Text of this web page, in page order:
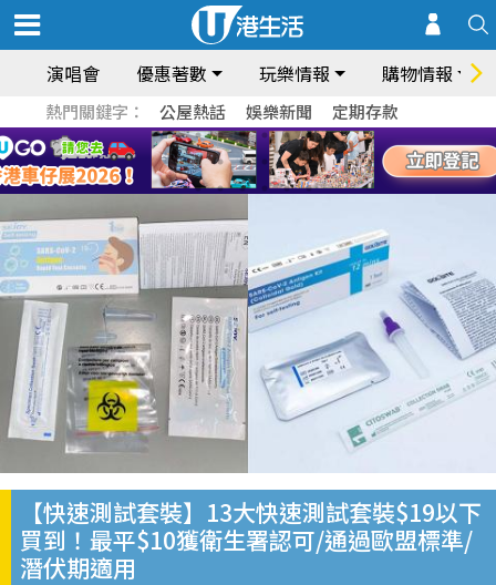
演唱會 優惠著數 玩樂情報 購物情報
熱門關鍵字： 公屋熱話 娛樂新聞 定期存款
【快速測試套裝】13大快速測試套裝$19以下
買到！最平$10獲衛生署認可/通過歐盟標準/
潛伏期適用